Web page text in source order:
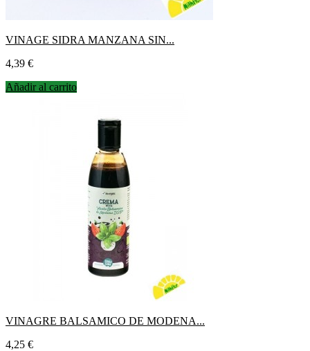
VINAGE SIDRA MANZANA SIN...
Precio
4,39 €
Añadir al carrito
VINAGRE BALSAMICO DE MODENA...
Precio
4,25 €